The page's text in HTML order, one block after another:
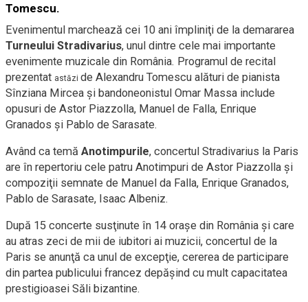
Tomescu.
Evenimentul marchează cei 10 ani împliniţi de la demararea
Turneului Stradivarius, unul dintre cele mai importante
evenimente muzicale din România. Programul de recital
prezentat astăzi de Alexandru Tomescu alături de pianista
Sînziana Mircea şi bandoneonistul Omar Massa include
opusuri de Astor Piazzolla, Manuel de Falla, Enrique
Granados și Pablo de Sarasate.
Având ca temă Anotimpurile, concertul Stradivarius la Paris
are în repertoriu cele patru Anotimpuri de Astor Piazzolla şi
compoziţii semnate de Manuel da Falla, Enrique Granados,
Pablo de Sarasate, Isaac Albeniz.
După 15 concerte susţinute în 14 oraşe din România şi care
au atras zeci de mii de iubitori ai muzicii, concertul de la
Paris se anunţă ca unul de excepţie, cererea de participare
din partea publicului francez depăşind cu mult capacitatea
prestigioasei Săli bizantine.